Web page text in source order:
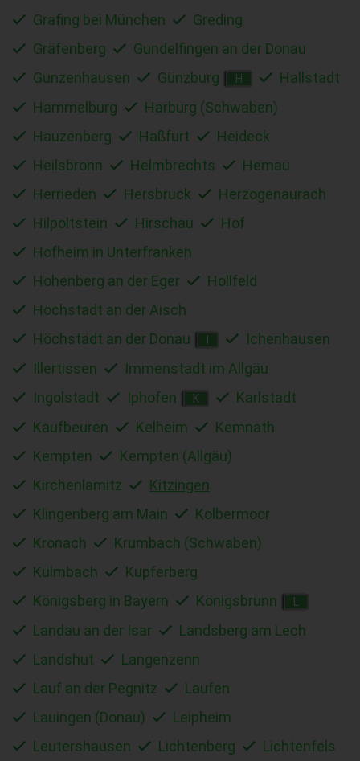
Grafing bei München
Greding
Gräfenberg
Gundelfingen an der Donau
Gunzenhausen
Günzburg H
Hallstadt
Hammelburg
Harburg (Schwaben)
Hauzenberg
Haßfurt
Heideck
Heilsbronn
Helmbrechts
Hemau
Herrieden
Hersbruck
Herzogenaurach
Hilpoltstein
Hirschau
Hof
Hofheim in Unterfranken
Hohenberg an der Eger
Hollfeld
Höchstadt an der Aisch
Höchstädt an der Donau
Ichenhausen
Illertissen
Immenstadt im Allgäu
Ingolstadt
Iphofen K
Karlstadt
Kaufbeuren
Kelheim
Kemnath
Kempten
Kempten (Allgäu)
Kirchenlamitz
Kitzingen
Klingenberg am Main
Kolbermoor
Kronach
Krumbach (Schwaben)
Kulmbach
Kupferberg
Königsberg in Bayern
Königsbrunn
Landau an der Isar
Landsberg am Lech
Landshut
Langenzenn
Lauf an der Pegnitz
Laufen
Lauingen (Donau)
Leipheim
Leutershausen
Lichtenberg Lichtenfels